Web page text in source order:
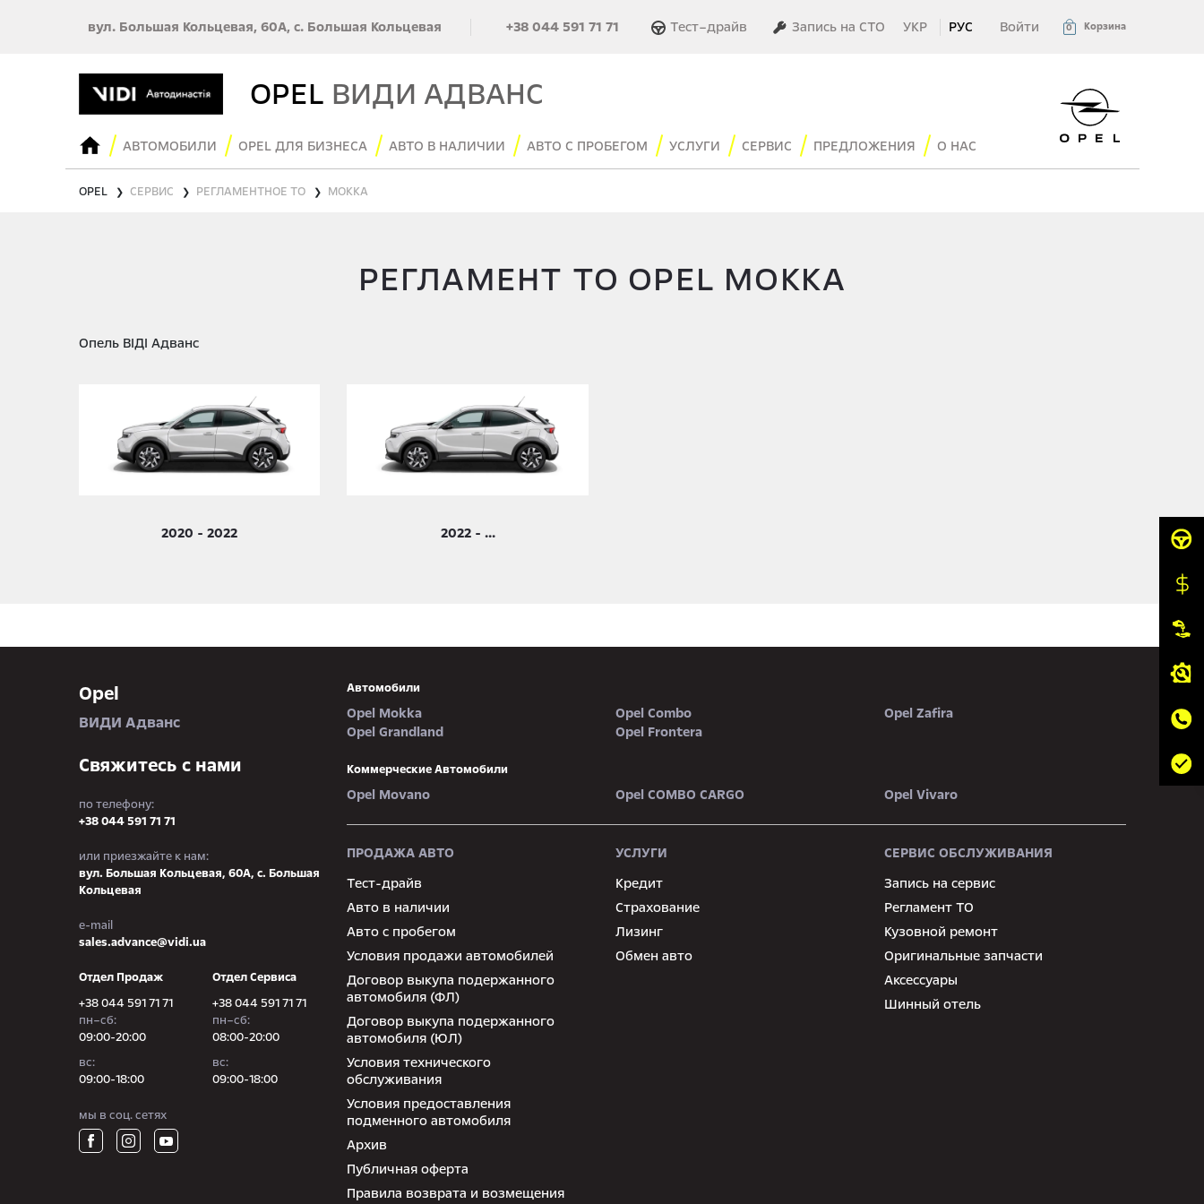
вул. Большая Кольцевая, 60А, с. Большая Кольцевая +38 044 591 71 71 Тест–драйв Запись на СТО УКР РУС Войти 0 Корзина
OPEL ВИДИ АДВАНС
АВТОМОБИЛИ OPEL ДЛЯ БИЗНЕСА АВТО В НАЛИЧИИ АВТО С ПРОБЕГОМ УСЛУГИ СЕРВИС ПРЕДЛОЖЕНИЯ О НАС
OPEL ❯ СЕРВИС ❯ РЕГЛАМЕНТНОЕ ТО ❯ MOKKA
РЕГЛАМЕНТ ТО OPEL MOKKA
Опель ВІДІ Адванс
2020 - 2022 2022 - ...
Opel
ВИДИ Адванс
Свяжитесь с нами
по телефону:
+38 044 591 71 71
или приезжайте к нам:
вул. Большая Кольцевая, 60А, с. Большая
Кольцевая
e-mail
sales.advance@vidi.ua
Отдел Продаж
+38 044 591 71 71
пн–сб:
09:00-20:00
вc:
09:00-18:00
Отдел Сервиса
+38 044 591 71 71
пн–сб:
08:00-20:00
вc:
09:00-18:00
мы в соц. сетях
Автомобили
Opel Mokka Opel Combo
Opel Zafira
Opel Grandland
Opel Frontera
Коммерческие Автомобили
Opel Movano Opel COMBO CARGO Opel Vivaro
ПРОДАЖА АВТО
Тест-драйв
Авто в наличии
Авто с пробегом
Условия продажи автомобилей
Договор выкупа подержанного
автомобиля (ФЛ)
Договор выкупа подержанного
автомобиля (ЮЛ)
Условия технического
обслуживания
Условия предоставления
подменного автомобиля
Архив
Публичная оферта
Правила возврата и возмещения
УСЛУГИ
Кредит
Страхование
Лизинг
Обмен авто
СЕРВИС ОБСЛУЖИВАНИЯ
Запись на сервис
Регламент ТО
Кузовной ремонт
Оригинальные запчасти
Аксессуары
Шинный отель